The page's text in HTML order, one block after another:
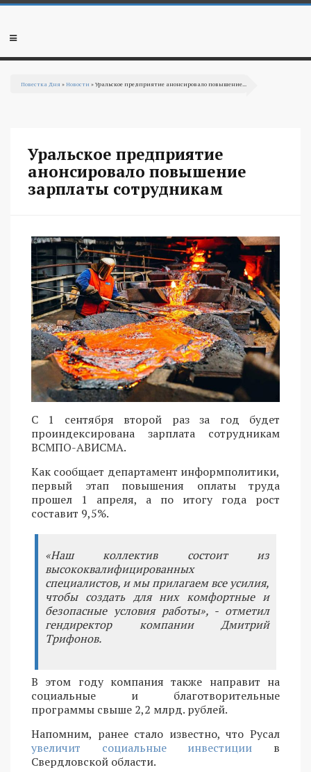
Перейти к основному содержанию
Мобильное
Повестка Дня »Новости » Уральское предприятие анонсировало повышение...
Уральское предприятие
анонсировало повышение
зарплаты сотрудникам
С 1 сентября второй раз за год будет
проиндексирована зарплата сотрудникам
ВСМПО-АВИСМА.
Как сообщает департамент информполитики,
первый этап повышения оплаты труда
прошел 1 апреля, а по итогу года рост
составит 9,5%.
«Наш коллектив состоит из
высококвалифицированных
специалистов, и мы прилагаем все усилия,
чтобы создать для них комфортные и
безопасные условия работы», - отметил
гендиректор компании Дмитрий
Трифонов.
В этом году компания также направит на
социальные и благотворительные
программы свыше 2,2 млрд. рублей.
Напомним, ранее стало известно, что Русал
увеличит социальные инвестиции в
Свердловской области.